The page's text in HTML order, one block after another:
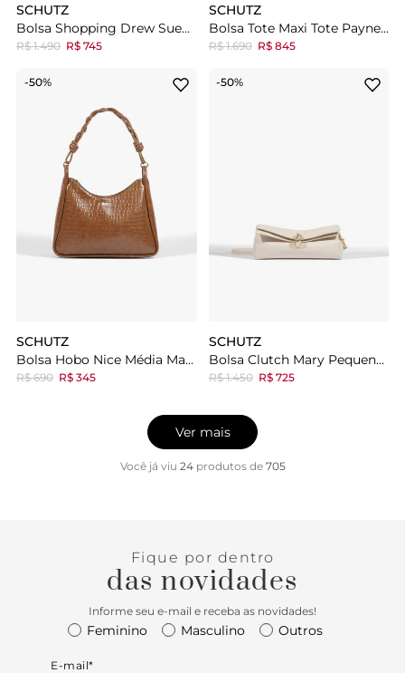
SCHUTZ
Bolsa Shopping Drew Suede Grande Couro Marrom
R$ 1.490 R$ 745
SCHUTZ
Bolsa Tote Maxi Tote Payne Grande Couro Preta
R$ 1.690 R$ 845
-50%
SCHUTZ
Bolsa Hobo Nice Média Marrom
R$ 690 R$ 345
-50%
SCHUTZ
Bolsa Clutch Mary Pequena Couro Branca
R$ 1.450 R$ 725
Ver mais
Você já viu 24 produtosde 705
Fique por dentro
das novidades
Informe seu e-mail e receba as novidades!
Feminino Masculino Outros
E-mail*